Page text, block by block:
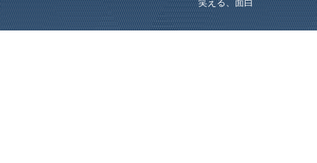
笑える、面白